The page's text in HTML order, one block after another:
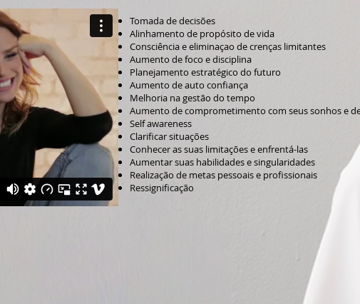
Tomada de decisões
Alinhamento de propósito de vida
Consciência e eliminaçao de crenças limitantes
Aumento de foco e disciplina
Planejamento estratégico do futuro
Aumento de auto confiança
Melhoria na gestão do tempo
Aumento de comprometimento com seus sonhos e
Self awareness
Clarificar situações
Conhecer as suas limitações e enfrentá-las
Aumentar suas habilidades e singularidades
Realização de metas pessoais e profissionais
Ressignificação